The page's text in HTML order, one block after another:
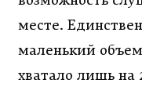
месте.
маленький
хватало лишь на